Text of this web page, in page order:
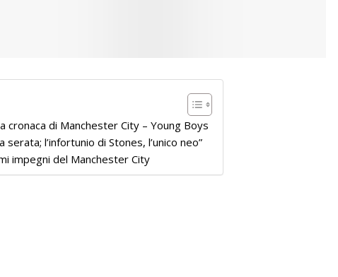
cronaca di Manchester City – Young Boys
serata; l’infortunio di Stones, l’unico neo”
impegni del Manchester City